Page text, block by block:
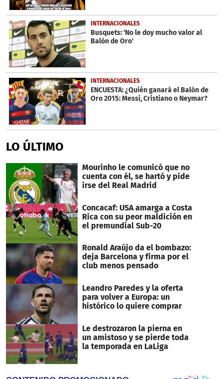
INTERNACIONALES
Busquets: 'No le doy mucho valor al
Balón de Oro'
INTERNACIONALES
ENCUESTA: ¿Quién ganará el Balón de
Oro 2015: Messi, Cristiano o Neymar?
LO ÚLTIMO
Mourinho le comunicó que no
cuenta con él, se hartó y pide
irse del Real Madrid
Concacaf: USA amarga a Costa
Rica con su peor maldición en
el premundial Sub-20
Ronald Araújo da el bombazo:
deja Barcelona y firma por el
club menos pensado
Leandro Paredes y la oferta
para volver a Europa: un
histórico lo quiere comprar
Le destrozaron la pierna en
un amistoso y se pierde toda
la temporada en LaLiga